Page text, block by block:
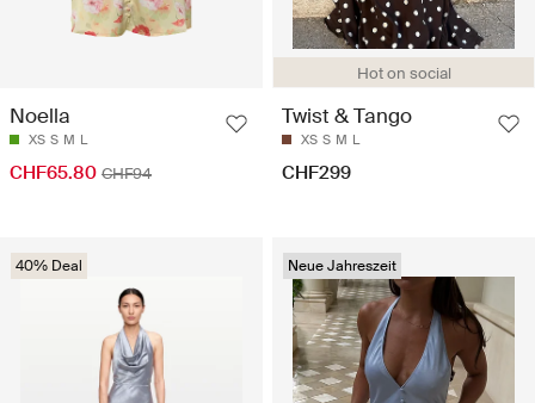
Noella
XS S M L
CHF65.80 CHF94
Hot on social
Twist & Tango
XS S M L
CHF299
40% Deal Neue Jahreszeit